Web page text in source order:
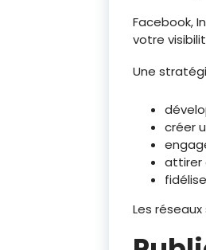
Facebook,
votre
Une
créer
attirer
Les